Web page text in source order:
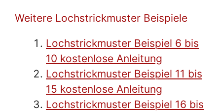
Weitere Lochstrickmuster Beispiele
Lochstrickmuster Beispiel 6 bis
10 kostenlose Anleitung
Lochstrickmuster Beispiel 11 bis
15 kostenlose Anleitung
Lochstrickmuster Beispiel 16 bis